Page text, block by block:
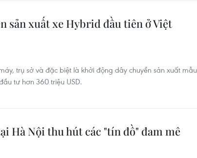
sản xuất xe Hybrid đầu tiên ở Việt
trụ sở và đặc biệt là khởi động dây chuyền sản xuất mẫu
tư hơn 360 triệu USD.
Hà Nội thu hút các "tín đồ" đam mê